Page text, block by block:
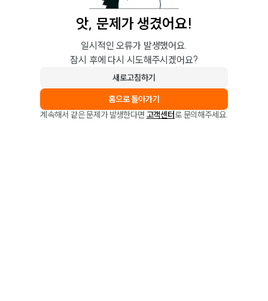
앗, 문제가 생겼어요!
일시적인 오류가 발생했어요.
잠시 후에 다시 시도해주시겠어요?
새로고침하기
홈으로 돌아가기
계속해서 같은 문제가 발생한다면 고객센터로 문의해주세요.